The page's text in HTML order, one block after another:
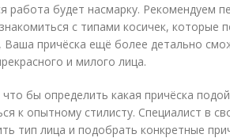
работа будет насмарку. Рекомендуем
с типами косичек, которые
Ваша причёска ещё более детально
и милого лица.
бы определить какая причёска
к опытному стилисту. Специалист в
тип лица и подобрать конкретные